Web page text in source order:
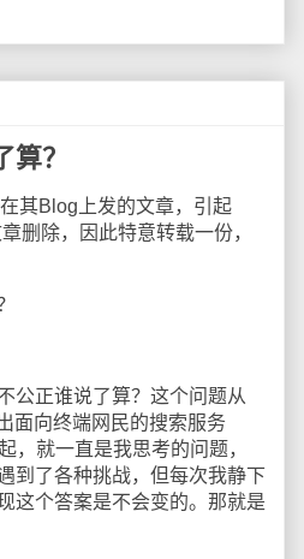
？
Blog上发的文章，引起
删除，因此特意转载一份，
正谁说了算？这个问题从
面向终端网民的搜索服务
，就一直是我思考的问题，
到了各种挑战，但每次我静下
这个答案是不会变的。那就是